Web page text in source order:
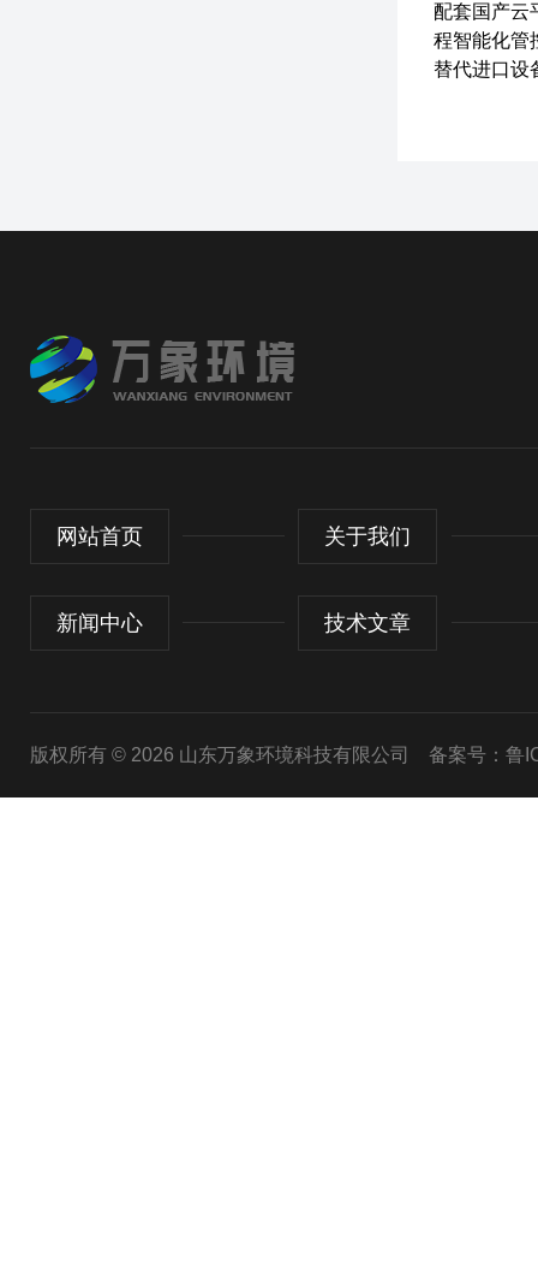
配套国产云
程智能化管
替代进口设
网站首页 关于我们
新闻中心 技术文章
版权所有 © 2026 山东万象环境科技有限公司 备案号：鲁